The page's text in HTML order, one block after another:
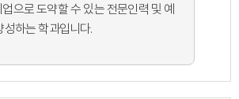
으로 도약할 수 있는 전문인력 및 예
성하는 학과입니다.